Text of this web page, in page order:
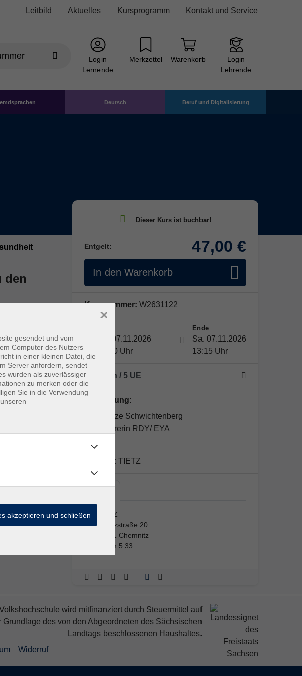
Leitbild Aktuelles Kursprogramm Kontakt und Service
Login
Lernende
Merkzettel Warenkorb
Login
Lehrende
Deutsch Beruf und Digitalisierung
den
in den
und ein
Entgelt: 47,00 €
In den Warenkorb
Kursnummer: W2631122
Sa. 07.11.2026
09:30 Uhr
Ende
Sa. 07.11.2026
13:15 Uhr
1 Termin / 5 UE
Kursleitung:
Constanze Schwichtenberg
Yogalehrerin RDY/ EYA
Kursort: TIETZ
TIETZ
Moritzstraße 20
09111 Chemnitz
Raum 5.33
wird mitfinanziert durch Steuermittel auf
Grundlage des von den Abgeordneten des Sächsischen
Landtags beschlossenen Haushaltes.
Widerruf
gesendet und vom
Computer des Nutzers
in einer kleinen Datei, die
Server anfordern, sendet
wurden als zuverlässiger
zu merken oder die
Sie in die Verwendung
×
akzeptieren und schließen